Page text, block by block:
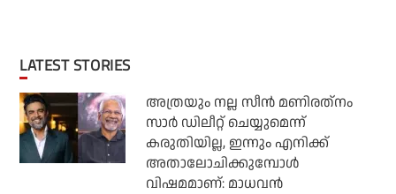
LATEST STORIES
അത്രയും നല്ല സീന്‍ മണിരത്‌നം
സാര്‍ ഡിലീറ്റ് ചെയ്യുമെന്ന്
കരുതിയില്ല, ഇന്നും എനിക്ക്
അതാലോചിക്കുമ്പോള്‍
വിഷമമാണ്: മാധവന്‍